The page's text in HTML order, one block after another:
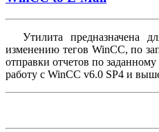
Утилита предназначена
изменению тегов WinCC, по
отправки отчетов по
работу с WinCC v6.0 SP4 и